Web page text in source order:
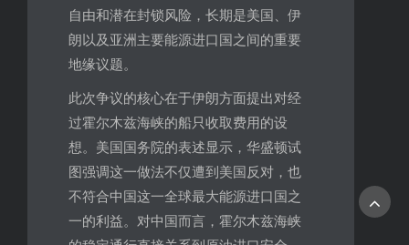
自由和潜在封锁风险，长期是美国、伊
朗以及亚洲主要能源进口国之间的重要
地缘议题。
此次争议的核心在于伊朗方面提出对经
过霍尔木兹海峡的船只收取费用的设
想。美国国务院的表述显示，华盛顿试
图强调这一做法不仅遭到美国反对，也
不符合中国这一全球最大能源进口国之
一的利益。对中国而言，霍尔木兹海峡